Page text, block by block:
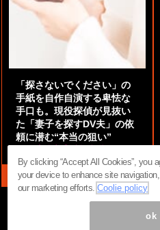
「探さないでください」の
手紙を自作自演する卑怯な
手口も。現役探偵が見抜い
た「妻子を探すDV夫」の依
頼に潜む“本当の狙い”
By clicking “Accept All Cookies”, you
your device to enhance site
our marketing efforts.Coolie policy
ok